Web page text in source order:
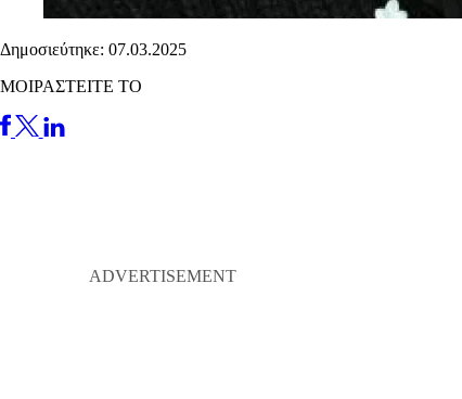
Δημοσιεύτηκε: 07.03.2025
ΜΟΙΡΑΣΤΕΙΤΕ ΤΟ